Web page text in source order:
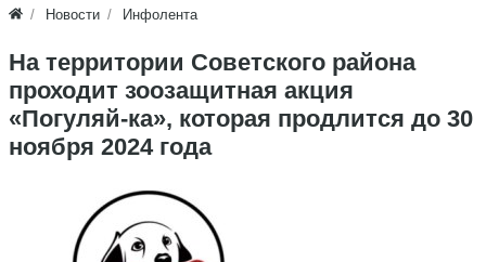
Новости Инфолента
На территории Советского района
проходит зоозащитная акция
«Погуляй-ка», которая продлится до 30
ноября 2024 года